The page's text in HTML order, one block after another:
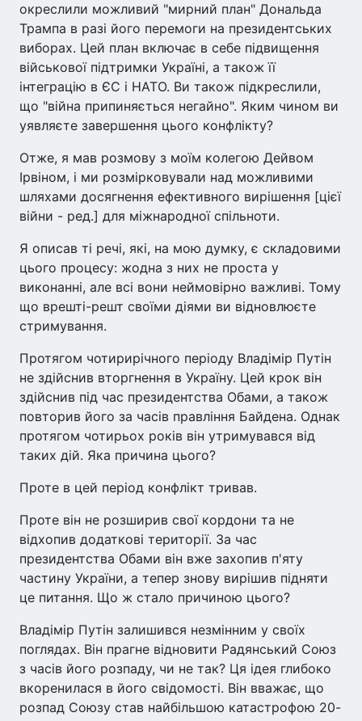
окреслили можливий "мирний план" Дональда
Трампа в разі його перемоги на президентських
виборах. Цей план включає в себе підвищення
військової підтримки Україні, а також її
інтеграцію в ЄС і НАТО. Ви також підкреслили,
що "війна припиняється негайно". Яким чином ви
уявляєте завершення цього конфлікту?
Отже, я мав розмову з моїм колегою Дейвом
Ірвіном, і ми розмірковували над можливими
шляхами досягнення ефективного вирішення [цієї
війни - ред.] для міжнародної спільноти.
Я описав ті речі, які, на мою думку, є складовими
цього процесу: жодна з них не проста у
виконанні, але всі вони неймовірно важливі. Тому
що врешті-решт своїми діями ви відновлюєте
стримування.
Протягом чотирирічного періоду Владімір Путін
не здійснив вторгнення в Україну. Цей крок він
здійснив під час президентства Обами, а також
повторив його за часів правління Байдена. Однак
протягом чотирьох років він утримувався від
таких дій. Яка причина цього?
Проте в цей період конфлікт тривав.
Проте він не розширив свої кордони та не
відхопив додаткові території. За час
президентства Обами він вже захопив п'яту
частину України, а тепер знову вирішив підняти
це питання. Що ж стало причиною цього?
Владімір Путін залишився незмінним у своїх
поглядах. Він прагне відновити Радянський Союз
з часів його розпаду, чи не так? Ця ідея глибоко
вкоренилася в його свідомості. Він вважає, що
розпад Союзу став найбільшою катастрофою 20-